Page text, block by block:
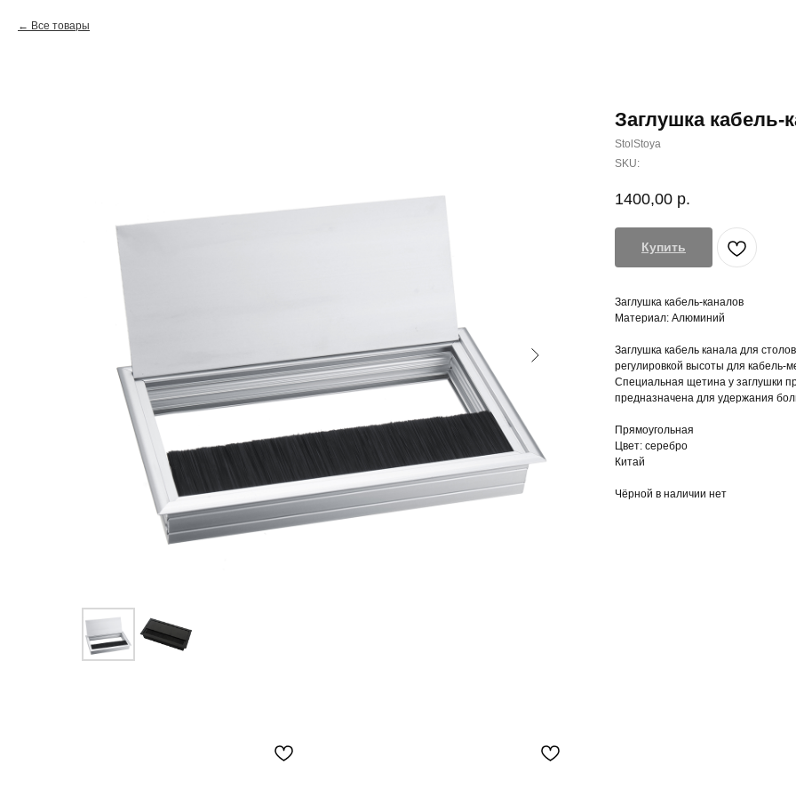
Все товары
Заглушка
StolStoya
SKU:
1400,00 р.
Купить
Заглушка кабель-каналов
Материал: Алюминий
Заглушка кабель канала для
регулировкой высоты для кабель-
Специальная щетина у заглушки
предназначена для удержания
Прямоугольная
Цвет: серебро
Китай
Чёрной в наличии нет